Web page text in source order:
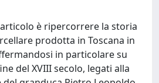
è ripercorrere la storia
prodotta in Toscana in
in particolare su
del XVIII secolo, legati alla